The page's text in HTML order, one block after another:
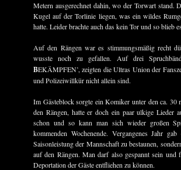
Metern ausgerechnet dahin, wo der Torwart stand.
Kugel auf der Torlinie liegen, was ein wildes
hatte. Leider brachte auch das kein Tor und so blieb
Auf den Rängen war es stimmungsmäßig recht
wusste noch zu gefallen. Auf drei
BEKÄMPFEN’, zeigten die Ultras Union der
und Polizeiwillkür nicht allein sind.
Im Gästeblock sorgte ein Komiker unter den ca. 30
den Rängen, hatte er doch ein paar ulkige Lieder
schon und so kann man sich wieder großen
kommenden Wochenende. Vergangenes Jahr
Saisonleistung der Mannschaft zu bestaunen,
auf den Rängen. Man darf also gespannt sein und
Deportation der Gäste entfliehen zu können.